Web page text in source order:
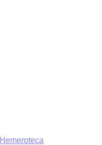
Hemeroteca